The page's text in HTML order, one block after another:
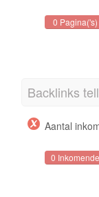
0 Pagina('s)
Backlinks
Aantal
0 Inkomende